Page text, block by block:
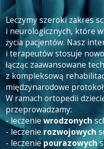
Leczymy szeroki zakres
i neurologicznych, które
życia pacjentów. Nasz
i terapeutów stosuje
łącząc zaawansowane
z kompleksową
międzynarodowe
W ramach ortopedii
przeprowadzamy:
- leczenie wrodzonych
- leczenie rozwojowych
- leczeniepourazowych